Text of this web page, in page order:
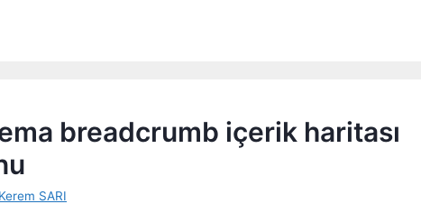
breadcrumb içerik haritası
Kerem SARI